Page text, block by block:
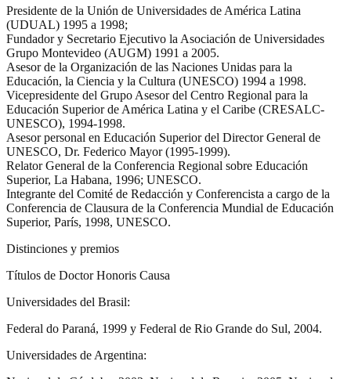
Presidente de la Unión de Universidades de América Latina
(UDUAL) 1995 a 1998;
Fundador y Secretario Ejecutivo la Asociación de Universidades
Grupo Montevideo (AUGM) 1991 a 2005.
Asesor de la Organización de las Naciones Unidas para la
Educación, la Ciencia y la Cultura (UNESCO) 1994 a 1998.
Vicepresidente del Grupo Asesor del Centro Regional para la
Educación Superior de América Latina y el Caribe (CRESALC-
UNESCO), 1994-1998.
Asesor personal en Educación Superior del Director General de
UNESCO, Dr. Federico Mayor (1995-1999).
Relator General de la Conferencia Regional sobre Educación
Superior, La Habana, 1996; UNESCO.
Integrante del Comité de Redacción y Conferencista a cargo de la
Conferencia de Clausura de la Conferencia Mundial de Educación
Superior, París, 1998, UNESCO.
Distinciones y premios
Títulos de Doctor Honoris Causa
Universidades del Brasil:
Federal do Paraná, 1999 y Federal de Rio Grande do Sul, 2004.
Universidades de Argentina: